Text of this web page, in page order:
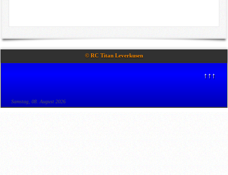
© RC Titan Leverkusen
↑↑↑
Samstag, 08. August 2026